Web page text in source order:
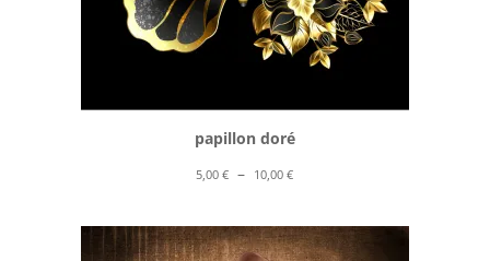
papillon doré
5,00€ – 10,00€Plage
prix :
5,00 €